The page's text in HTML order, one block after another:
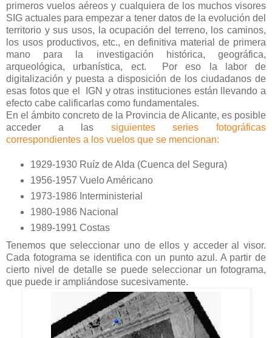
primeros vuelos aéreos y cualquiera de los muchos visores
SIG actuales para empezar a tener datos de la evolución del
territorio y sus usos, la ocupación del terreno, los caminos,
los usos productivos, etc., en definitiva material de primera
mano para la investigación histórica, geográfica,
arqueológica, urbanística, ect. Por eso la labor de
digitalización y puesta a disposición de los ciudadanos de
esas fotos que el IGN y otras instituciones están llevando a
efecto cabe calificarlas como fundamentales.
En el ámbito concreto de la Provincia de Alicante, es posible
acceder a las siguientes series fotográficas
correspondientes a los vuelos que se mencionan:
1929-1930 Ruíz de Alda (Cuenca del Segura)
1956-1957 Vuelo Américano
1973-1986 Interministerial
1980-1986 Nacional
1989-1991 Costas
Tenemos que seleccionar uno de ellos y acceder al visor.
Cada fotograma se identifica con un punto azul. A partir de
cierto nivel de detalle se puede seleccionar un fotograma,
que puede ir ampliándose sucesivamente.